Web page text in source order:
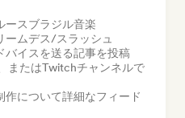
ースブラジル音楽
ームデス/スラッシュ
バイスを送る記事を投稿
またはTwitchチャンネルで
作について詳細なフィード